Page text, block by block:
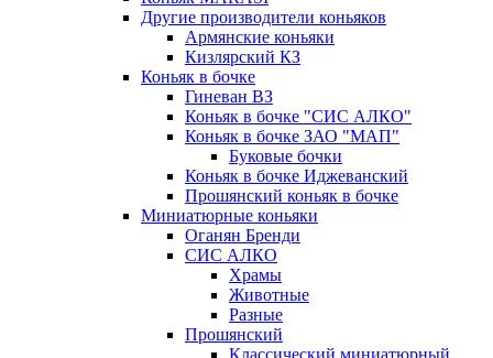
Другие производители коньяков
Армянские коньяки
Кизлярский КЗ
Коньяк в бочке
Гиневан ВЗ
Коньяк в бочке "СИС АЛКО"
Коньяк в бочке ЗАО "МАП"
Буковые бочки
Коньяк в бочке Иджеванский
Прошянский коньяк в бочке
Миниатюрные коньяки
Оганян Бренди
СИС АЛКО
Храмы
Животные
Разные
Прошянский
Классический миниатюрный